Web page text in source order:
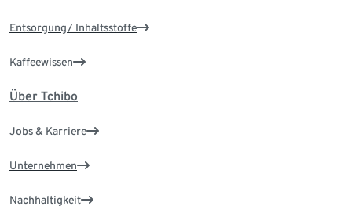
Entsorgung/ Inhaltsstoffe
Kaffeewissen
Über Tchibo
Jobs & Karriere
Unternehmen
Nachhaltigkeit